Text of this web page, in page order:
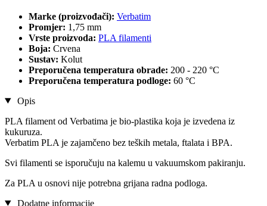
Marke (proizvođači): Verbatim
Promjer: 1,75 mm
Vrste proizvoda: PLA filamenti
Boja: Crvena
Sustav: Kolut
Preporučena temperatura obrade: 200 - 220 °C
Preporučena temperatura podloge: 60 °C
Opis
PLA filament od Verbatima je bio-plastika koja je izvedena iz
kukuruza.
Verbatim PLA je zajamčeno bez teških metala, ftalata i BPA.
Svi filamenti se isporučuju na kalemu u vakuumskom pakiranju.
Za PLA u osnovi nije potrebna grijana radna podloga.
Dodatne informacije